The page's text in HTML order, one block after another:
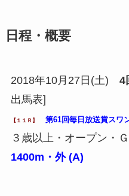
日程・概要
2018年10月27日(土) 4
出馬表]
【１１Ｒ】 第61回毎日放送賞スワ
３歳以上・オープン・
1400m・外 (A)